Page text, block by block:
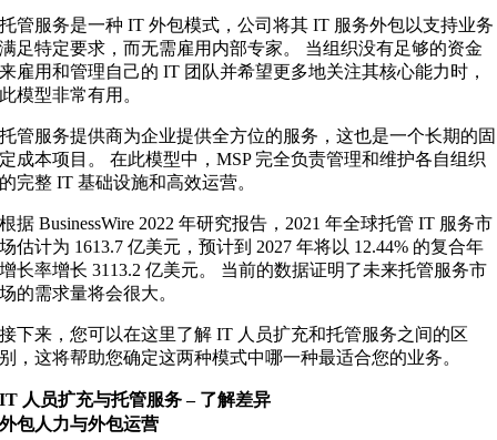
托管服务是一种 IT 外包模式，公司将其 IT 服务外包以支持业务
满足特定要求，而无需雇用内部专家。 当组织没有足够的资金
来雇用和管理自己的 IT 团队并希望更多地关注其核心能力时，
此模型非常有用。
托管服务提供商为企业提供全方位的服务，这也是一个长期的固
定成本项目。 在此模型中，MSP 完全负责管理和维护各自组织
的完整 IT 基础设施和高效运营。
根据 BusinessWire 2022 年研究报告，2021 年全球托管 IT 服务市
场估计为 1613.7 亿美元，预计到 2027 年将以 12.44% 的复合年
增长率增长 3113.2 亿美元。 当前的数据证明了未来托管服务市
场的需求量将会很大。
接下来，您可以在这里了解 IT 人员扩充和托管服务之间的区
别，这将帮助您确定这两种模式中哪一种最适合您的业务。
IT 人员扩充与托管服务 – 了解差异
外包人力与外包运营